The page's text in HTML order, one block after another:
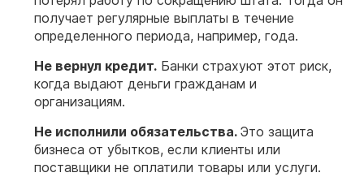
получает регулярные выплаты в течение
определенного периода, например, года.
Не вернул кредит. Банки страхуют этот риск,
когда выдают деньги гражданам и
организациям.
Не исполнили обязательства. Это защита
бизнеса от убытков, если клиенты или
поставщики не оплатили товары или услуги.